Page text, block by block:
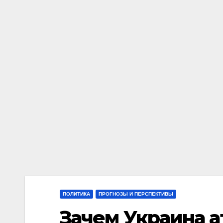
ПОЛИТИКА ПРОГНОЗЫ И ПЕРСПЕКТИВЫ
Зачем Украина